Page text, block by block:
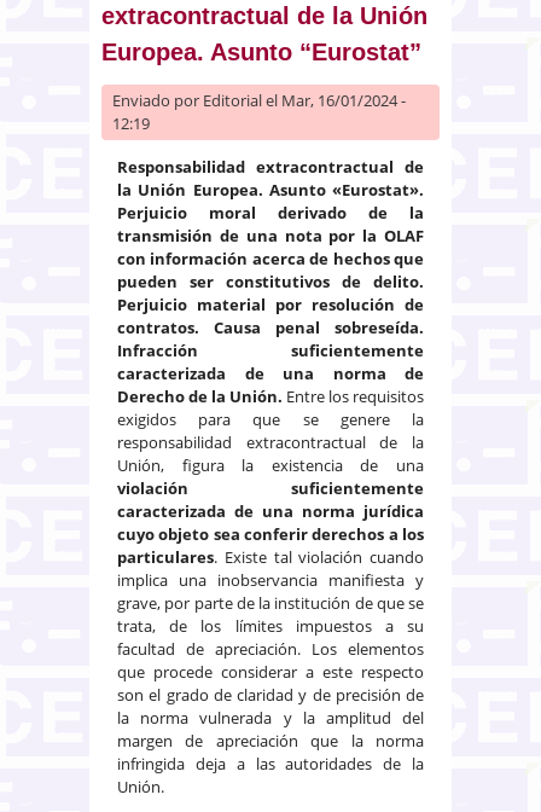
extracontractual de la Unión
Europea. Asunto “Eurostat”
Enviado por Editorialel Mar, 16/01/2024 -
12:19
Responsabilidad extracontractual de
la Unión Europea. Asunto «Eurostat».
Perjuicio moral derivado de la
transmisión de una nota por la OLAF
con información acerca de hechos que
pueden ser constitutivos de delito.
Perjuicio material por resolución de
contratos. Causa penal sobreseída.
Infracción suficientemente
caracterizada de una norma de
Derecho de la Unión. Entre los requisitos
exigidos para que se genere la
responsabilidad extracontractual de la
Unión, figura la existencia de una
violación suficientemente
caracterizada de una norma jurídica
cuyo objeto sea conferir derechos a los
particulares. Existe tal violación cuando
implica una inobservancia manifiesta y
grave, por parte de la institución de que se
trata, de los límites impuestos a su
facultad de apreciación. Los elementos
que procede considerar a este respecto
son el grado de claridad y de precisión de
la norma vulnerada y la amplitud del
margen de apreciación que la norma
infringida deja a las autoridades de la
Unión.